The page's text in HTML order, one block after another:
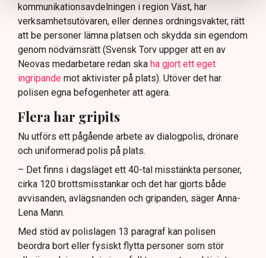
kommunikationsavdelningen i region Väst, har
verksamhetsutövaren, eller dennes ordningsvakter, rätt
att be personer lämna platsen och skydda sin egendom
genom nödvärnsrätt (Svensk Torv uppger att en av
Neovas medarbetare redan ska ha gjort ett eget
ingripande mot aktivister på plats). Utöver det har
polisen egna befogenheter att agera.
Flera har gripits
Nu utförs ett pågående arbete av dialogpolis, drönare
och uniformerad polis på plats.
– Det finns i dagsläget ett 40-tal misstänkta personer,
cirka 120 brottsmisstankar och det har gjorts både
avvisanden, avlägsnanden och gripanden, säger Anna-
Lena Mann.
Med stöd av polislagen 13 paragraf kan polisen
beordra bort eller fysiskt flytta personer som stör